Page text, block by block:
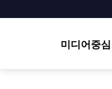
미디어중심